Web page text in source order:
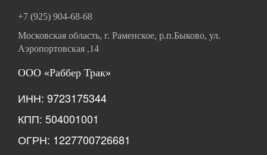
+7 (925) 904-68-68
Московская область, г. Раменское, р.п.Быково, ул.
Аэропортовская ,14
ООО «Раббер Трак»
ИНН: 9723175344
КПП: 504001001
ОГРН: 1227700726681